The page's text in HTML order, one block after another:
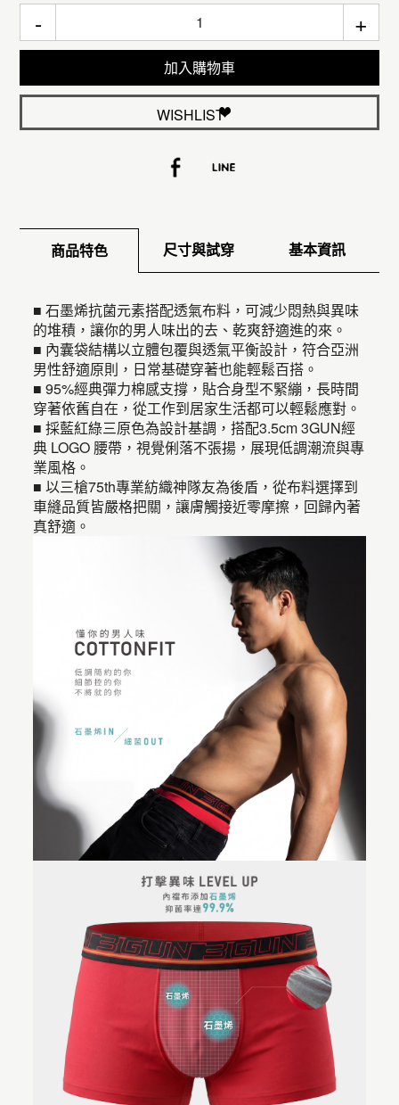
- +
加入購物車
WISHLIST
商品特色 尺寸與試穿 基本資訊
■ 石墨烯抗菌元素搭配透氣布料，可減少悶熱與異味
的堆積，讓你的男人味出的去、乾爽舒適進的來。
■ 內囊袋結構以立體包覆與透氣平衡設計，符合亞洲
男性舒適原則，日常基礎穿著也能輕鬆百搭。
■ 95%經典彈力棉感支撐，貼合身型不緊繃，長時間
穿著依舊自在，從工作到居家生活都可以輕鬆應對。
■ 採藍紅綠三原色為設計基調，搭配3.5cm 3GUN經
典 LOGO 腰帶，視覺俐落不張揚，展現低調潮流與專
業風格。
■ 以三槍75th專業紡織神隊友為後盾，從布料選擇到
車縫品質皆嚴格把關，讓膚觸接近零摩擦，回歸內著
真舒適。